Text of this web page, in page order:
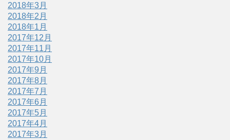
2018年3月
2018年2月
2018年1月
2017年12月
2017年11月
2017年10月
2017年9月
2017年8月
2017年7月
2017年6月
2017年5月
2017年4月
2017年3月